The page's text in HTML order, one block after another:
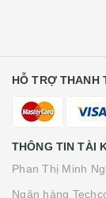
HỖ TRỢ THANH
THÔNG TIN TÀI
Phan Thị Minh
Ngân hàng